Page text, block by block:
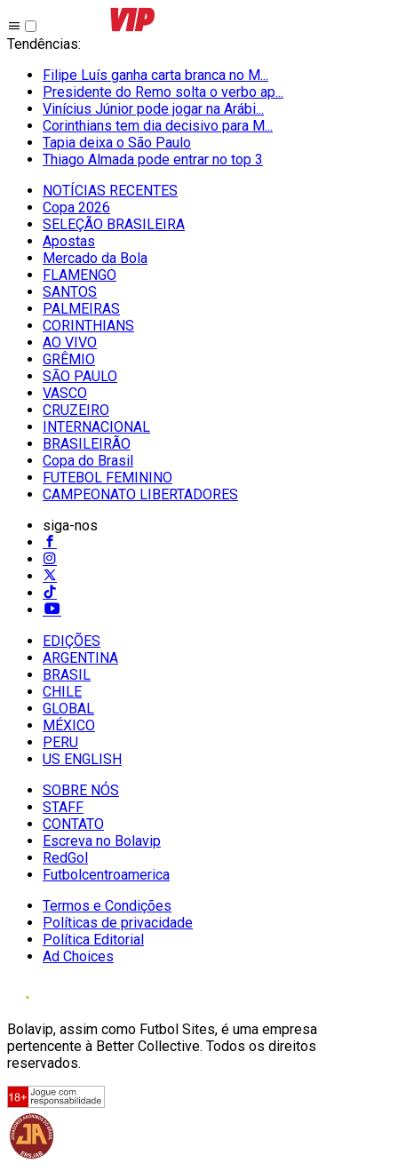
Tendências:
Filipe Luís ganha carta branca no M...
Presidente do Remo solta o verbo ap...
Vinícius Júnior pode jogar na Arábi...
Corinthians tem dia decisivo para M...
Tapia deixa o São Paulo
Thiago Almada pode entrar no top 3
NOTÍCIAS RECENTES
Copa 2026
SELEÇÃO BRASILEIRA
Apostas
Mercado da Bola
FLAMENGO
SANTOS
PALMEIRAS
CORINTHIANS
AO VIVO
GRÊMIO
SĀO PAULO
VASCO
CRUZEIRO
INTERNACIONAL
BRASILEIRÃO
Copa do Brasil
FUTEBOL FEMININO
CAMPEONATO LIBERTADORES
siga-nos
EDIÇÕES
ARGENTINA
BRASIL
CHILE
GLOBAL
MÉXICO
PERU
US ENGLISH
SOBRE NÓS
STAFF
CONTATO
Escreva no Bolavip
RedGol
Futbolcentroamerica
Termos e Condições
Políticas de privacidade
Política Editorial
Ad Choices
Bolavip, assim como Futbol Sites, é uma empresa
pertencente à Better Collective. Todos os direitos
reservados.